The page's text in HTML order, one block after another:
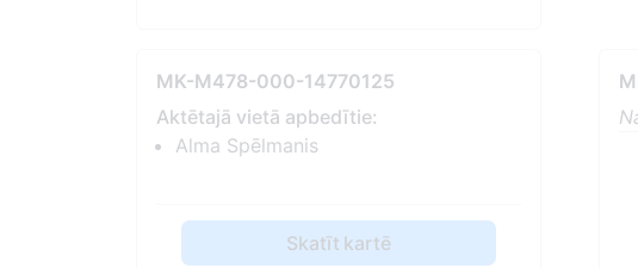
MK-M478-000-14770125
Aktētajā vietā apbedītie:
Alma Spēlmanis
Skatīt kartē